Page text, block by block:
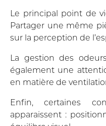
Le principal point de
Partager une même
sur la perception de
La gestion des
également une
en matière de
Enfin, certaines
apparaissent :